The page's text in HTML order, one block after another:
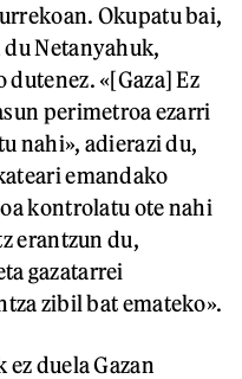
Okupatu bai,
du Netanyahuk,
«[Gaza] Ez
perimetroa ezarri
nahi», adierazi du,
emandako
kontrolatu ote nahi
erantzun du,
gazatarrei
zibil bat emateko».
duela Gazan